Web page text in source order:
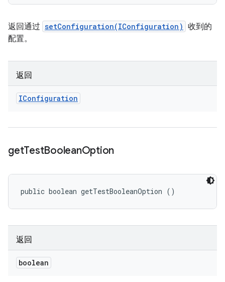
返回通过 setConfiguration(IConfiguration) 收到的
配置。
返回
IConfiguration
getTestBooleanOption
public boolean getTestBooleanOption ()
返回
boolean